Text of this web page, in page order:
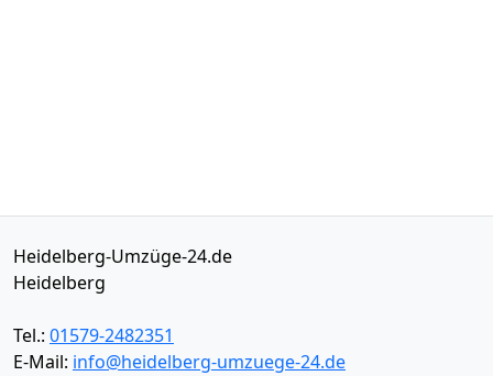
Heidelberg-Umzüge-24.de
Heidelberg
Tel.: 01579-2482351
E-Mail: info@heidelberg-umzuege-24.de